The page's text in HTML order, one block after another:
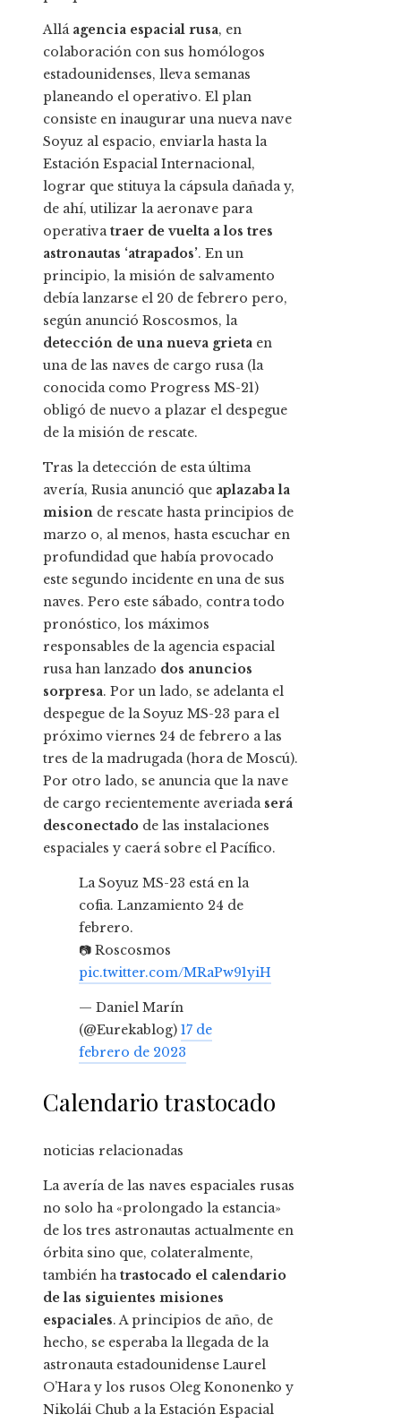
Allá agencia espacial rusa, en
colaboración con sus homólogos
estadounidenses, lleva semanas
planeando el operativo. El plan
consiste en inaugurar una nueva nave
Soyuz al espacio, enviarla hasta la
Estación Espacial Internacional,
lograr que stituya la cápsula dañada y,
de ahí, utilizar la aeronave para
operativatraer de vuelta a los tres
astronautas ‘atrapados’. En un
principio, la misión de salvamento
debía lanzarse el 20 de febrero pero,
según anunció Roscosmos, la
detección de una nueva grieta en
una de las naves de cargo rusa (la
conocida como Progress MS-21)
obligó de nuevo a plazar el despegue
de la misión de rescate.
Tras la detección de esta última
avería, Rusia anunció que aplazaba la
mision de rescate hasta principios de
marzo o, al menos, hasta escuchar en
profundidad que había provocado
este segundo incidente en una de sus
naves. Pero este sábado, contra todo
pronóstico, los máximos
responsables de la agencia espacial
rusa han lanzado dos anuncios
sorpresa. Por un lado, se adelanta el
despegue de la Soyuz MS-23 para el
próximo viernes 24 de febrero a las
tres de la madrugada (hora de Moscú).
Por otro lado, se anuncia que la nave
de cargo recientemente averiada será
desconectado de las instalaciones
espaciales y caerá sobre el Pacífico.
La Soyuz MS-23 está en la
cofia. Lanzamiento 24 de
febrero.
📷 Roscosmos
pic.twitter.com/MRaPw91yiH
— Daniel Marín
(@Eurekablog) 17 de
febrero de 2023
Calendario trastocado
noticias relacionadas
La avería de las naves espaciales rusas
no solo ha «prolongado la estancia»
de los tres astronautas actualmente en
órbita sino que, colateralmente,
también hatrastocado el calendario
de las siguientes misiones
espaciales. A principios de año, de
hecho, se esperaba la llegada de la
astronauta estadounidense Laurel
O’Hara y los rusos Oleg Kononenko y
Nikolái Chub a la Estación Espacial